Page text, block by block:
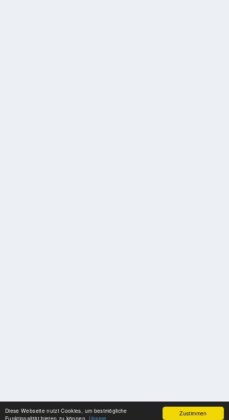
Zustimmen
Diese Webseite nutzt Cookies, um bestmögliche
Funktionalität bieten zu können. Unsere